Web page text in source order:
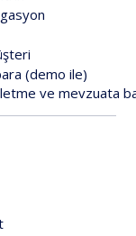
(demo ile)
ve mevzuata